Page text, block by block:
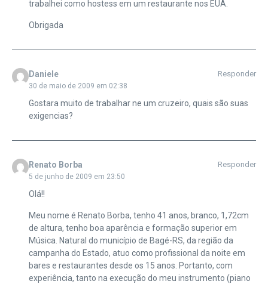
trabalhei como hostess em um restaurante nos EUA.
Obrigada
Daniele
30 de maio de 2009 em 02:38
Responder
Gostara muito de trabalhar ne um cruzeiro, quais são suas
exigencias?
Renato Borba
5 de junho de 2009 em 23:50
Responder
Olá!!
Meu nome é Renato Borba, tenho 41 anos, branco, 1,72cm
de altura, tenho boa aparência e formação superior em
Música. Natural do município de Bagé-RS, da região da
campanha do Estado, atuo como profissional da noite em
bares e restaurantes desde os 15 anos. Portanto, com
experiência, tanto na execução do meu instrumento (piano